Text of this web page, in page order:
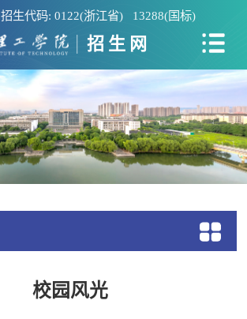
招生网
招生代码: 0122(浙江省) 13288(国标)
校园风光